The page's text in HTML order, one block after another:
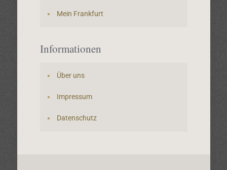
Mein Frankfurt
Informationen
Über uns
Impressum
Datenschutz